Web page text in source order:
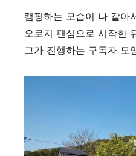
캠핑하는 모습이 나 같아
오로지 팬심으로 시작한
그가 진행하는 구독자 모